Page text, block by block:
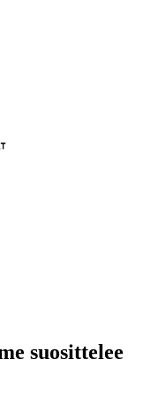
suosittelee